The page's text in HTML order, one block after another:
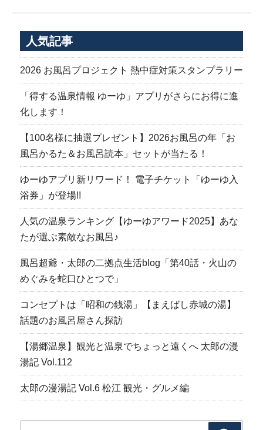
人気記事
2026 お風呂プロジェクト 熱中症対策スタンプラリー
「得する温泉情報 ゆーゆ」アプリがさらにお得に進
化します！
【100名様に抽選プレゼント】2026お風呂の年「お
風呂かるた＆お風呂読本」セットが当たる！
ゆーゆアプリ新リワード！ 電子チケット「ゆーゆ入
浴券」が登場!!
人気の温泉ランキング【ゆーゆアワード2025】あな
たが選ぶ素敵なお風呂♪
風呂超爺・太郎の二拠点生活blog「第40話・火山の
めぐみを蛇口ひとつで」
コンセプトは「昭和の銭湯」【まえばし赤城の湯】
話題のお風呂屋さん探訪
【湯郷温泉】観光と温泉でちょっと遠くへ 太郎の漫
湯記 Vol.112
太郎の漫湯記 Vol.6 松江 観光・グルメ編